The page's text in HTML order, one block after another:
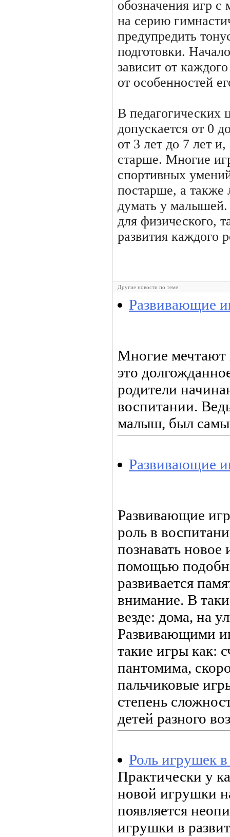
обозначения игр
на серию
предупредить
подготовки.
зависит от
от особенностей
В педагогических
допускается от 0
от 3 лет до 7 лет
старше. Многие
спортивных
постарше, а также
думать у
для физического,
развития каждого
Другие новости по теме:
Развивающие
Многие мечтают
это
родители
воспитании.
малыш, был
Развивающие
Развивающие
роль в
познавать
помощью
развивается
внимание. В
везде: дома, на
Развивающими
такие игры как:
пантомима,
пальчиковые
степень
детей разного
Роль игрушек
Практически у
новой игрушки
появляется
игрушки в